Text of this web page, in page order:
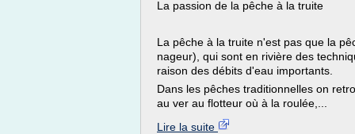
La passion de la pêche à la truite
La pêche à la truite n'est pas que la
nageur), qui sont en rivière des
raison des débits d'eau importants.
Dans les pêches traditionnelles on
au ver au flotteur où à la roulée,...
Lire la suite